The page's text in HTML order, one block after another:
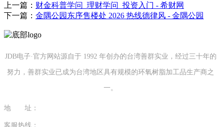
上一篇： 财金科普学问_理财学问_投资入门 - 希财网
下一篇： 金隅公园东序售楼处 2026 热线德律风 - 金隅公园
JDB电子·官方网站源自于 1992 年创办的台湾善群实业，经过三十年的
努力，善群实业已成为台湾地区具有规模的环氧树脂加工品生产商之
一。
地 址：
客服热线：